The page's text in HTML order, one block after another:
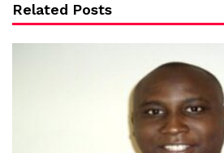
Related Posts